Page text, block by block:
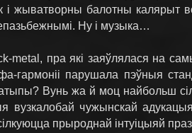
жыватворны балотны калярыт
Ну і музыка…
metal, пра які заяўлялася на
гармоніі парушала пэўныя
Вунь жа й моц найбольш
вузкалобай чужынскай
прыроднай інтуіцыяй